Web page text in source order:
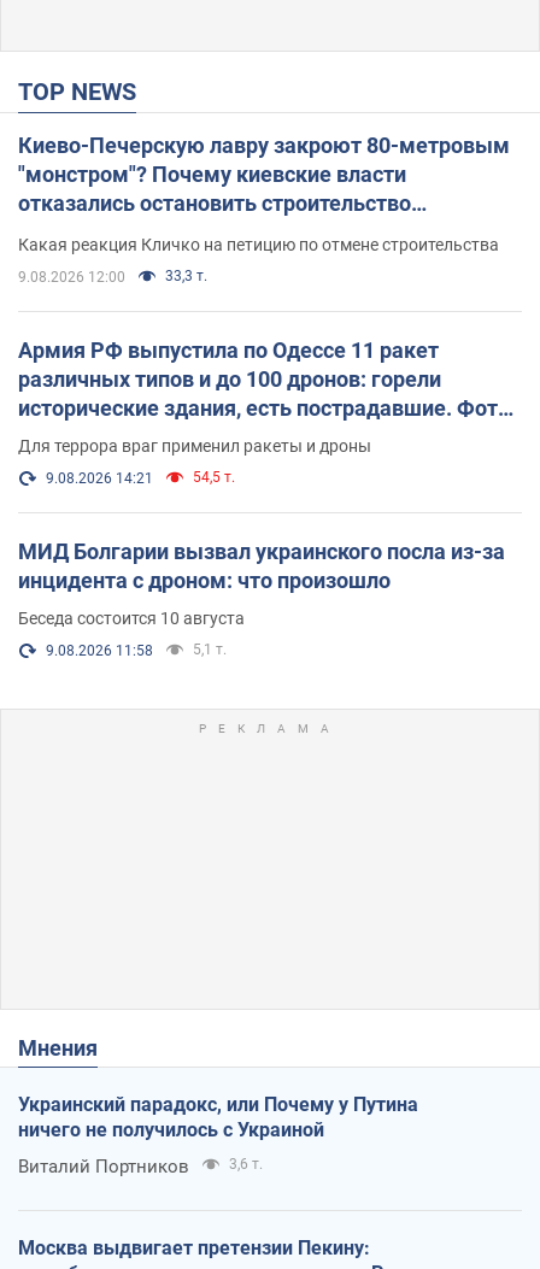
TOP NEWS
Киево-Печерскую лавру закроют 80-метровым
"монстром"? Почему киевские власти
отказались остановить строительство
Какая реакция Кличко на петицию по отмене строительства
9.08.2026 12:00 33,3 т.
Армия РФ выпустила по Одессе 11 ракет
различных типов и до 100 дронов: горели
исторические здания, есть пострадавшие. Фото
и видео
Для террора враг применил ракеты и дроны
9.08.2026 14:21 54,5 т.
МИД Болгарии вызвал украинского посла из-за
инцидента с дроном: что произошло
Беседа состоится 10 августа
9.08.2026 11:58 5,1 т.
Мнения
Украинский парадокс, или Почему у Путина
ничего не получилось с Украиной
Виталий Портников 3,6 т.
Москва выдвигает претензии Пекину: